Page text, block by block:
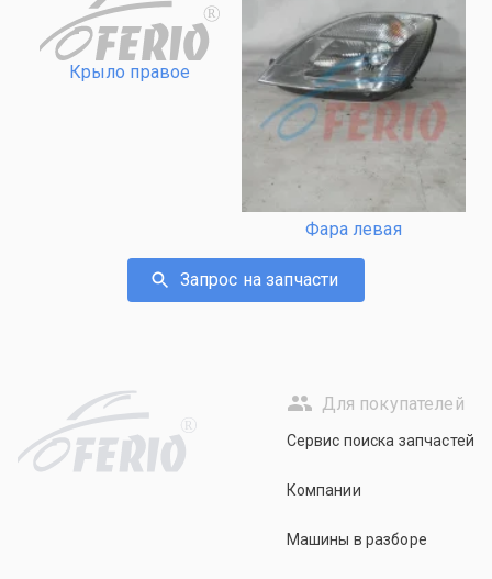
R
Крыло правое
Фара левая
Запрос на запчасти
R
Для покупателей
Сервис поиска запчастей
Компании
Машины в разборе